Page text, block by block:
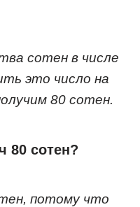
сотен в числе
это число на
80 сотен.
80 сотен?
потому что